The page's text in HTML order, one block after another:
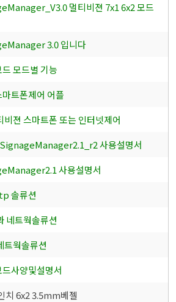
멀티비젼 7x1 6x2 모드
3.0 입니다
모드별 기능
트폰제어 어플
비젼 스마트폰 또는 인터넷제어
사용설명서
사용설명서
솔류션
네트웍솔류션
트웍솔류션
사양및설명서
치 6x2 3.5mm베젤